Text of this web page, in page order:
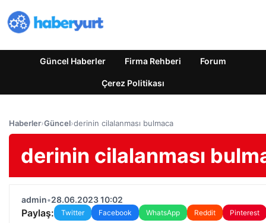
Güncel Haberler Firma Rehberi Forum
Çerez Politikası
Haberler›Güncel›derinin cilalanması bulmaca
derinin cilalanması
admin•28.06.2023 10:02
Paylaş: Twitter Facebook WhatsApp Reddit Pinterest